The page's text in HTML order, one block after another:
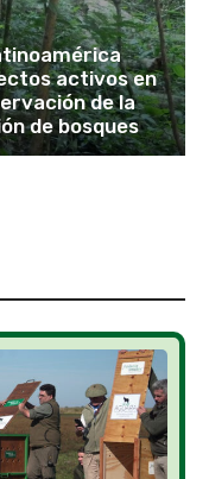
activos en
de la
de bosques